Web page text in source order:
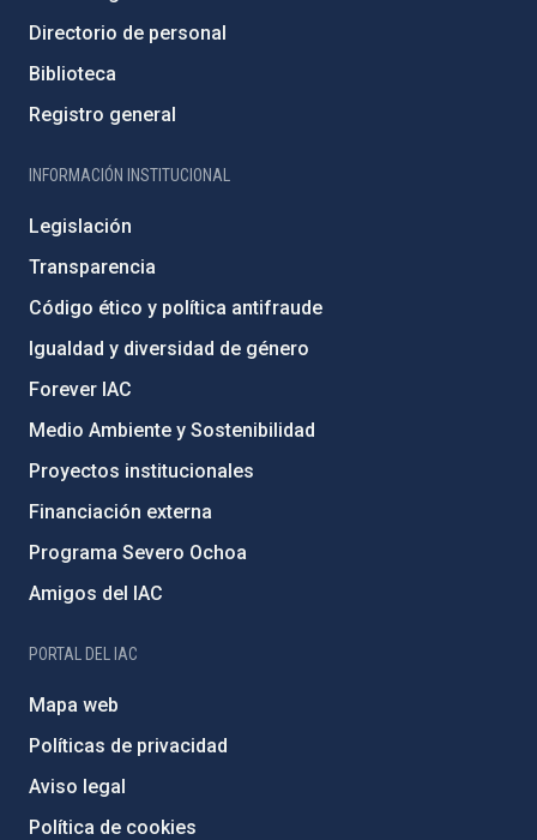
Directorio de personal
Biblioteca
Registro general
INFORMACIÓN INSTITUCIONAL
Legislación
Transparencia
Código ético y política antifraude
Igualdad y diversidad de género
Forever IAC
Medio Ambiente y Sostenibilidad
Proyectos institucionales
Financiación externa
Programa Severo Ochoa
Amigos del IAC
PORTAL DEL IAC
Mapa web
Políticas de privacidad
Aviso legal
Política de cookies